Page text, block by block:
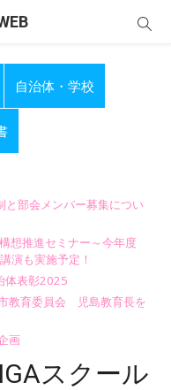
自治体・学校
と部会メンバー募集につい
想推進セミナー～今年度
演も実施予定！
体表彰2025
教育委員会 児島教育長を
画
スクール